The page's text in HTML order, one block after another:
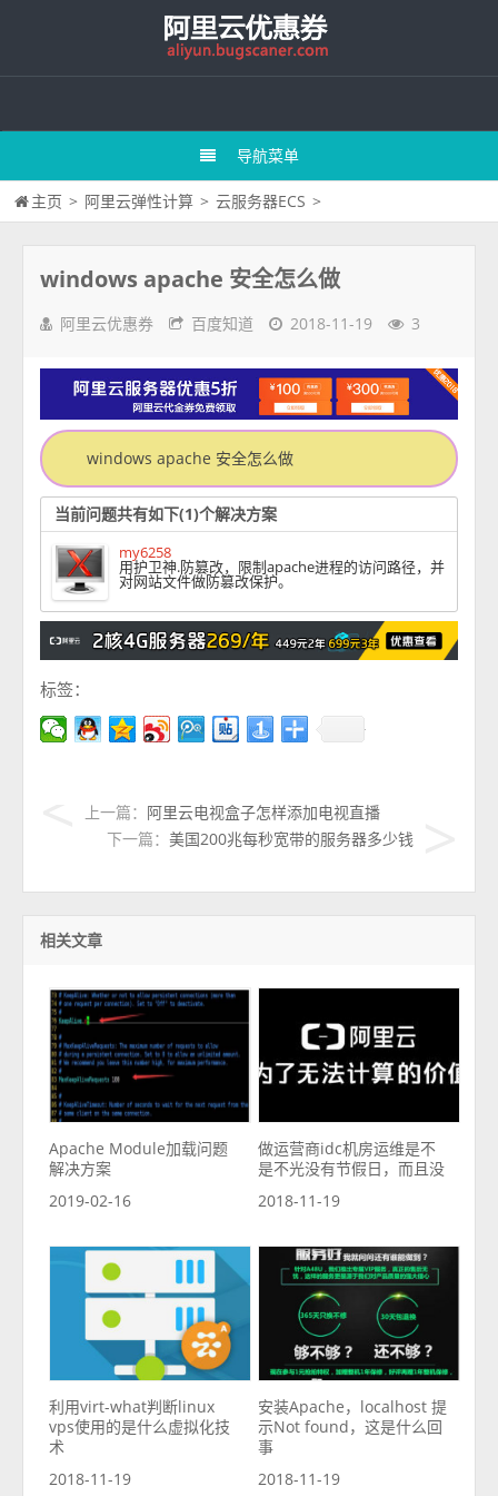
导航菜单
主页 > 阿里云弹性计算 > 云服务器ECS >
windows apache 安全怎么做
阿里云优惠券 百度知道 2018-11-19 3
windows apache 安全怎么做
当前问题共有如下(1)个解决方案
my6258
用护卫神.防篡改，限制apache进程的访问路径，并
对网站文件做防篡改保护。
标签：
上一篇： 阿里云电视盒子怎样添加电视直播
下一篇： 美国200兆每秒宽带的服务器多少钱
相关文章
Apache Module加载问题
解决方案
2019-02-16
做运营商idc机房运维是不
是不光没有节假日，而且没
2018-11-19
利用virt-what判断linux
vps使用的是什么虚拟化技
术
2018-11-19
安装Apache，localhost 提
示Not found，这是什么回
事
2018-11-19